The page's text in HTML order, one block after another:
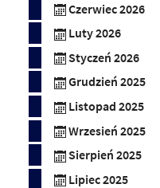
Czerwiec 2026
Luty 2026
Styczeń 2026
Grudzień 2025
Listopad 2025
Wrzesień 2025
Sierpień 2025
Lipiec 2025